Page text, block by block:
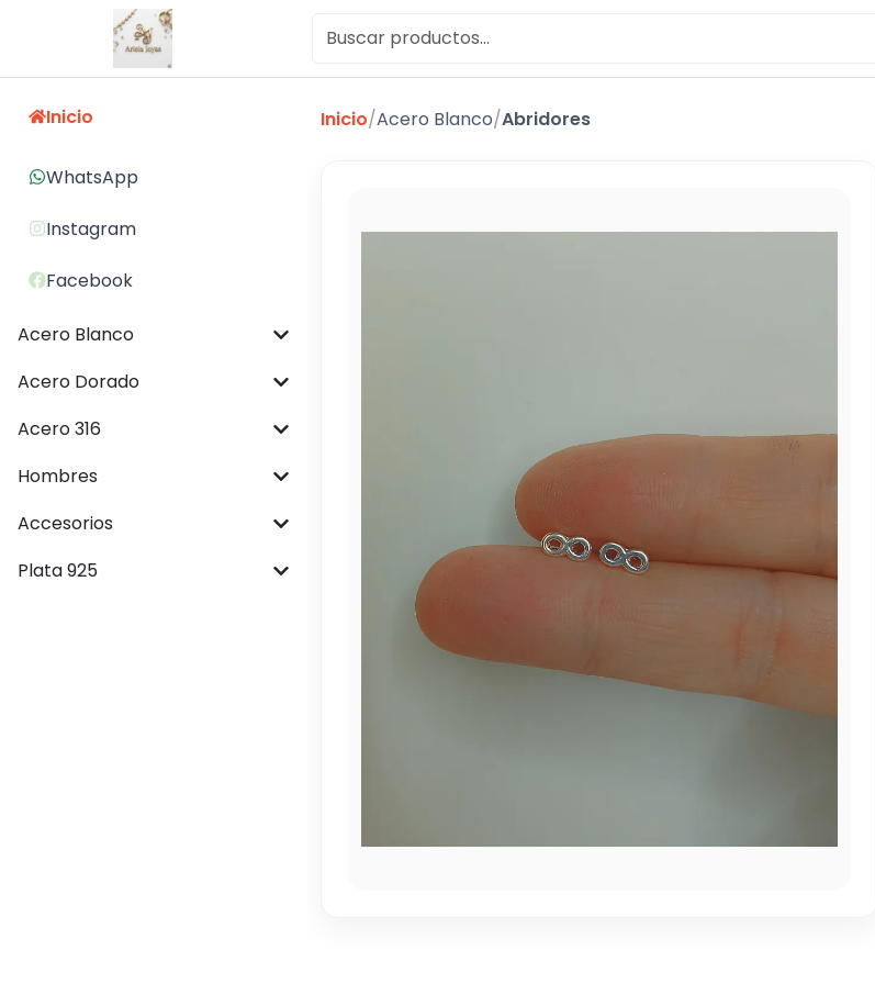
Inicio
WhatsApp
Instagram
Facebook
Acero Blanco
Acero Dorado
Acero 316
Hombres
Accesorios
Plata 925
Inicio/Acero Blanco/Abridores